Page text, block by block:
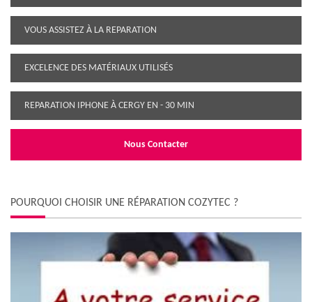
VOUS ASSISTEZ À LA REPARATION
EXCELENCE DES MATÉRIAUX UTILISÉS
REPARATION IPHONE À CERGY EN - 30 MIN
Nous Contacter
POURQUOI CHOISIR UNE RÉPARATION COZYTEC ?